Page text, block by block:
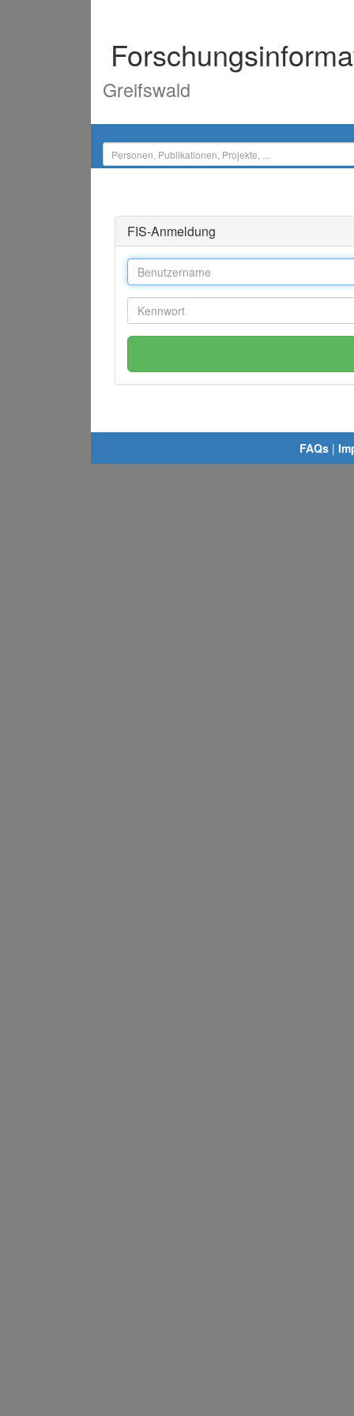
Greifswald
FIS-Anmeldung
FAQs |